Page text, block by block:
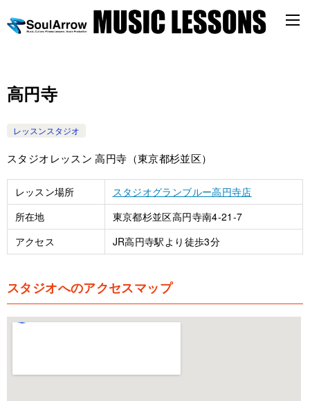
高円寺
レッスンスタジオ
スタジオレッスン 高円寺（東京都杉並区）
レッスン場所
スタジオグランブルー高円寺店
所在地
東京都杉並区高円寺南4-21-7
アクセス
JR高円寺駅より徒歩3分
スタジオへのアクセスマップ